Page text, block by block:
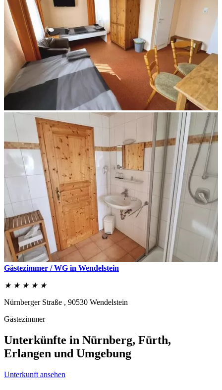
Gästezimmer / WG in Wendelstein
★ ★ ★ ★ ★
Nürnberger Straße , 90530 Wendelstein
Gästezimmer
Unterkünfte in Nürnberg, Fürth,
Erlangen und Umgebung
Unterkunft ansehen